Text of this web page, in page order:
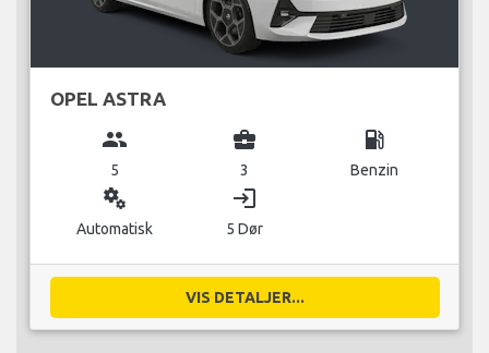
OPEL ASTRA
group
5
business_center
3
local_gas_station
Benzin
miscellaneous_services
Automatisk
login
5 Dør
VIS DETALJER...